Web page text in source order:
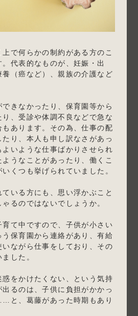
で何らかの制約がある方のこ
代表的なものが、妊娠・出
養（癌など）、親族の介護など
きなかったり、保育園等から
、受診や体調不良などで急な
あります。その為、仕事の配
り、本人も申し訳なさがあっ
よいような仕事ばかりさせられ
うなことがあったり、働くこ
くつも挙げられていました。
いる方にも、思い浮かぶこと
るのではないでしょうか。
て中ですので、子供が小さい
保育園から連絡があり、有給
ながら仕事をしており、その
した。
をかけたくない、という気持
るのは、子供に負担がかかっ
と、葛藤があった時期もあり